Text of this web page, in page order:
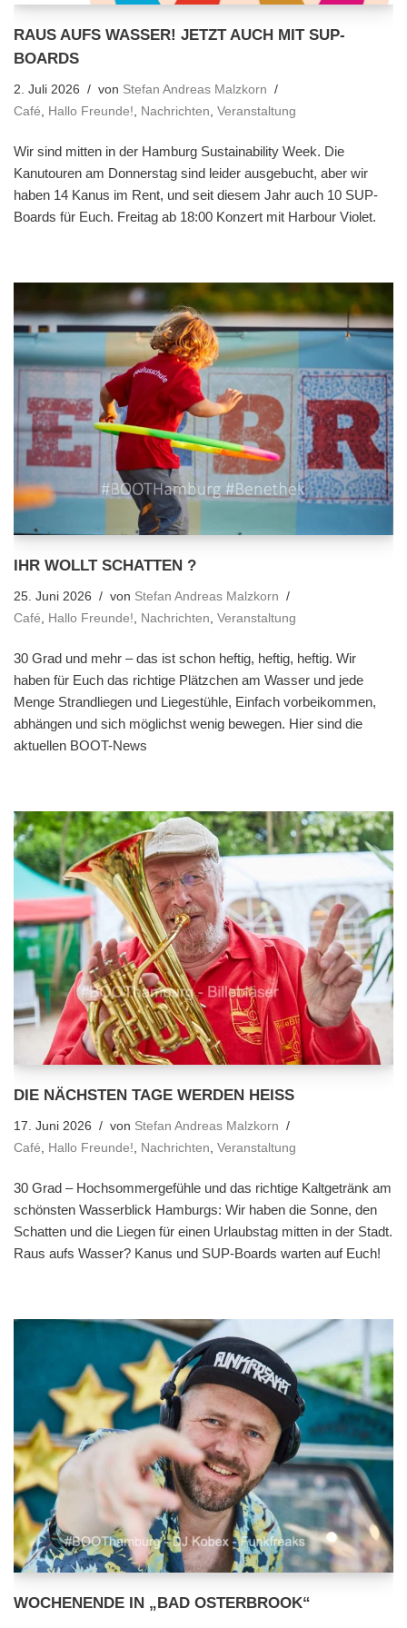
RAUS AUFS WASSER! JETZT AUCH MIT SUP-
BOARDS
2. Juli 2026 von Stefan Andreas Malzkorn
Café
Hallo Freunde! Nachrichten Veranstaltung
Wir sind mitten in der Hamburg Sustainability Week. Die
Kanutouren am Donnerstag sind leider ausgebucht, aber wir
haben 14 Kanus im Rent, und seit diesem Jahr auch 10 SUP-
Boards für Euch. Freitag ab 18:00 Konzert mit Harbour Violet.
IHR WOLLT SCHATTEN ?
25. Juni 2026 von Stefan Andreas Malzkorn
Café, Hallo Freunde!, Nachrichten, Veranstaltung
30 Grad und mehr – das ist schon heftig, heftig, heftig. Wir
haben für Euch das richtige Plätzchen am Wasser und jede
Menge Strandliegen und Liegestühle, Einfach vorbeikommen,
abhängen und sich möglichst wenig bewegen. Hier sind die
aktuellen BOOT-News
DIE NÄCHSTEN TAGE WERDEN HEISS
17. Juni 2026 von Stefan Andreas Malzkorn
Café
Hallo Freunde! Nachrichten Veranstaltung
30 Grad – Hochsommergefühle und das richtige Kaltgetränk am
schönsten Wasserblick Hamburgs: Wir haben die Sonne, den
Schatten und die Liegen für einen Urlaubstag mitten in der Stadt.
Raus aufs Wasser? Kanus und SUP-Boards warten auf Euch!
WOCHENENDE IN „BAD OSTERBROOK“